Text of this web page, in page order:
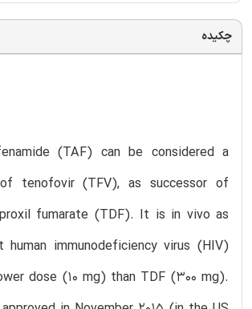
چکیده
(TAF) can be considered a
tenofovir (TFV), as successor of
fumarate (TDF). It is in vivo as
human immunodeficiency virus (HIV)
dose (10 mg) than TDF (300 mg).